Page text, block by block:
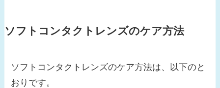
ソフトコンタクトレンズのケア方法
ソフトコンタクトレンズのケア方法は、以下のと
おりです。